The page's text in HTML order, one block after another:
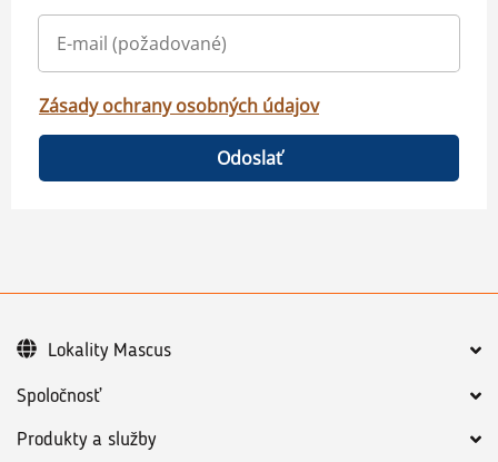
Zásady ochrany osobných údajov
Odoslať
Spoločnosť
Produkty a služby
Lokality Mascus